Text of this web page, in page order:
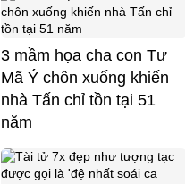
3 mầm họa cha con Tư
Mã Ý chôn xuống khiến
nhà Tấn chỉ tồn tại 51
năm